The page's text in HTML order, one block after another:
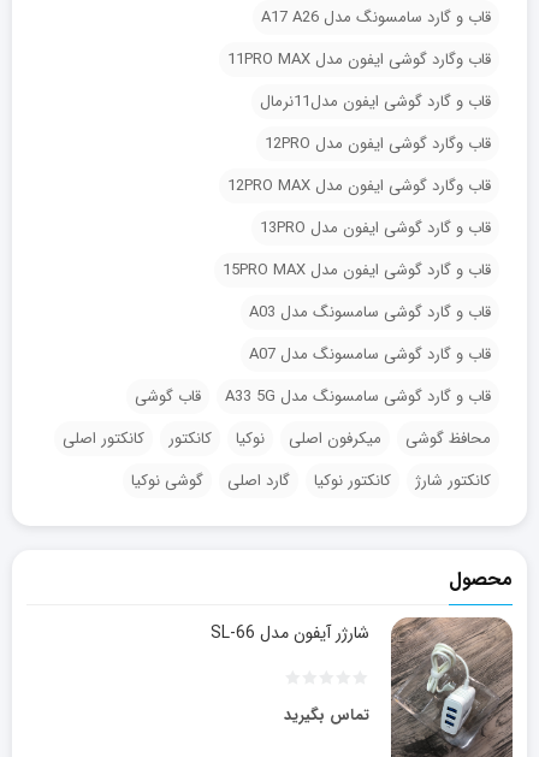
قاب و گارد سامسونگ مدل A17 A26
قاب وگارد گوشی ایفون مدل 11PRO MAX
قاب و گارد گوشی ایفون مدل11نرمال
قاب وگارد گوشی ایفون مدل 12PRO
قاب وگارد گوشی ایفون مدل 12PRO MAX
قاب و گارد گوشی ایفون مدل 13PRO
قاب و گارد گوشی ایفون مدل 15PRO MAX
قاب و گارد گوشی سامسونگ مدل A03
قاب و گارد گوشی سامسونگ مدل A07
قاب و گارد گوشی سامسونگ مدل A33 5G
قاب گوشی
محافظ گوشی
میکرفون اصلی نوکیا کانکتور
کانکتور اصلی
کانکتور شارژ
کانکتور نوکیا گارد اصلی گوشی نوکیا
محصول
شارژر آیفون مدل SL-66
تماس بگیرید